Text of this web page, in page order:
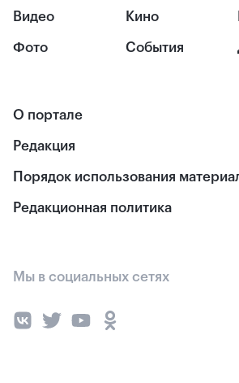
Видео
Фото
Кино
События
О портале
Редакция
Порядок использования
Редакционная политика
Мы в социальных сетях